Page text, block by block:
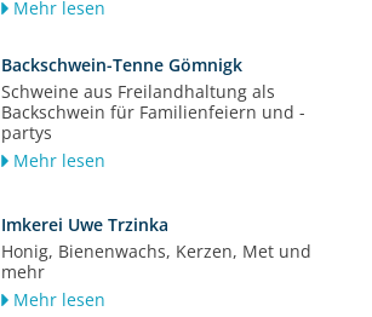
Mehr lesen
Backschwein-Tenne Gömnigk
Schweine aus Freilandhaltung als
Backschwein für Familienfeiern und -
partys
Mehr lesen
Imkerei Uwe Trzinka
Honig, Bienenwachs, Kerzen, Met und
mehr
Mehr lesen